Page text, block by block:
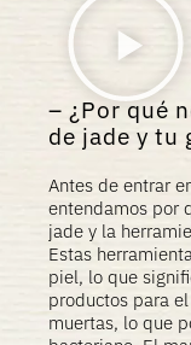
¿Por qué
de jade y tu
Antes de entrar
entendamos por
jade y la
Estas
piel, lo que
productos para
muertas, lo que